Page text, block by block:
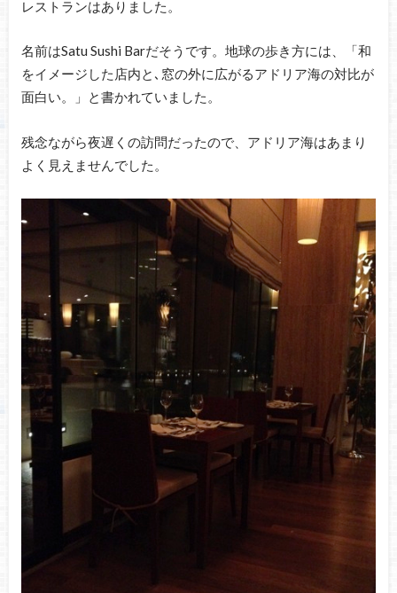
レストランはありました。
名前はSatu Sushi Barだそうです。地球の歩き方には、「和
をイメージした店内と､窓の外に広がるアドリア海の対比が
面白い。」と書かれていました。
残念ながら夜遅くの訪問だったので、アドリア海はあまり
よく見えませんでした。